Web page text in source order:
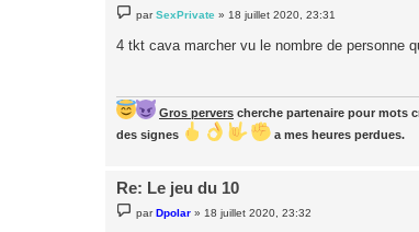
e
s
parSexPrivate » 18 juillet 2020, 23:31
4 tkt cava marcher vu le nombre de personne
Gros pervers cherche partenaire pour mots
des signes
a mes heures perdues.
Re: Le jeu du 10
e
parDpolar »18 juillet 2020, 23:32